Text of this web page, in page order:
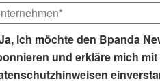
ich möchte den Bpanda
und erkläre mich mit